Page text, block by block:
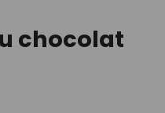
chocolat